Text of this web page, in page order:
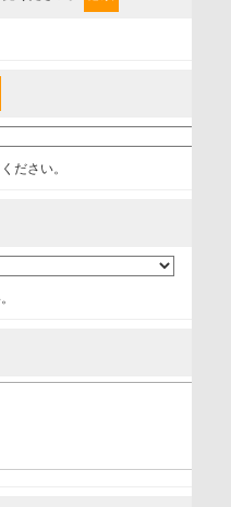
、サービスの提供やご案
おります。
対して、情報の収集目
の任意性や権利について
の懸念にならないよう
ださい。